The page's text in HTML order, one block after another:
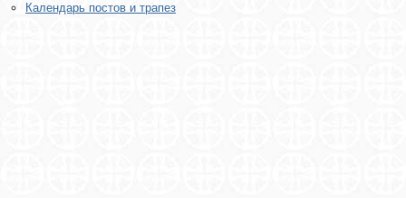
Календарь постов и трапез